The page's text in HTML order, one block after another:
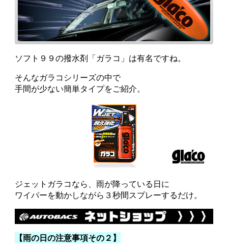
ソフト９９の撥水剤「ガラコ」は有名ですね。
そんなガラコシリーズの中で
手間が少ない簡単タイプをご紹介。
ジェットガラコなら、雨が降っている日に
ワイパーを動かしながら３秒間スプレーするだけ。
【雨の日の注意事項その２】